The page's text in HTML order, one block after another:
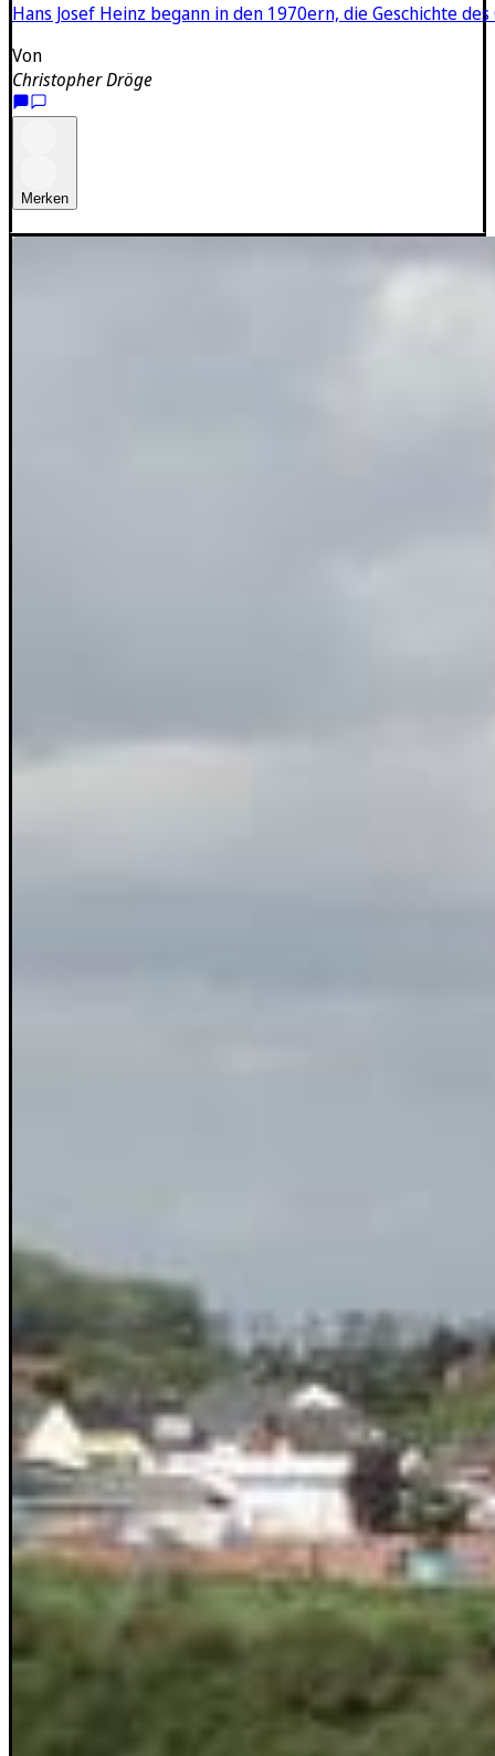
Hans Josef Heinz begann in den 1970ern, die Geschichte
Von
Christopher Dröge
Merken